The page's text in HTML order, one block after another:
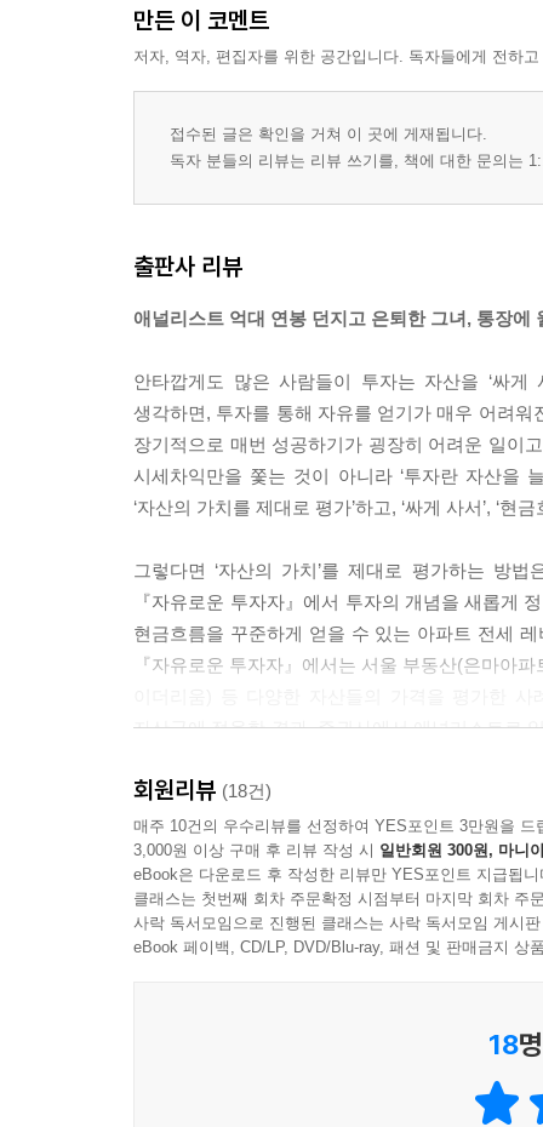
만든 이 코멘트
저자, 역자, 편집자를 위한 공간입니다. 독자들에게 전하
접수된 글은 확인을 거쳐 이 곳에 게재됩니다.
독자 분들의 리뷰는 리뷰 쓰기를, 책에 대한 문의는
출판사 리뷰
애널리스트 억대 연봉 던지고 은퇴한 그녀, 통장에
안타깝게도 많은 사람들이 투자는 자산을 ‘싸
생각하면, 투자를 통해 자유를 얻기가 매우 어려
장기적으로 매번 성공하기가 굉장히 어려운 일이
시세차익만을 쫓는 것이 아니라 ‘투자란 자산을
‘자산의 가치를 제대로 평가’하고, ‘싸게 사서’, ‘현
그렇다면 ‘자산의 가치’를 제대로 평가하는 방법
『자유로운 투자자』에서 투자의 개념을 새롭게
현금흐름을 꾸준하게 얻을 수 있는 아파트 전세
『자유로운 투자자』에서는 서울 부동산(은마아
자산군에 적용한 결과, 증권사에서 애널리스트로
경제적 자유를 넘어 시간의 자유, 공간의 자유까지
많은 사람들이 부자가 되고 싶어한다. 부자가 되
자유), 시간의 자유, 공간의 자유’일 것이다.
자유로워지는 길과는 거리가 먼 투자행태를
회원리뷰 (18건)
매주 10건의 우수리뷰를 선정하여 YES포인트 3만원을 드
3,000원 이상 구매 후 리뷰 작성 시 일반회원 300원, 마니
eBook은 다운로드 후 작성한 리뷰만 YES포인트 지급됩니
클래스는 첫번째 회차 주문확정 시점부터 마지막 회차 주
사락 독서모임으로 진행된 클래스는 사락 독서모임 게시
eBook 페이백, CD/LP, DVD/Blu-ray, 패션 및 판매금지 상
18